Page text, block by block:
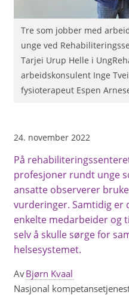
Tre som jobber med
unge ved
Tarjei Urup Helle i
arbeidskonsulent Inge
fysioterapeut Espen
24. november 2022
På
profesjoner rundt unge
ansatte observerer
vurderinger. Samtidig er
enkelte medarbeider og
selv å skulle sørge for
helsesystemet.
AvBjørn Kvaal
Nasjonal